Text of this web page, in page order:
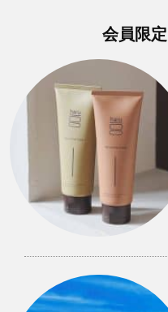
会員限定